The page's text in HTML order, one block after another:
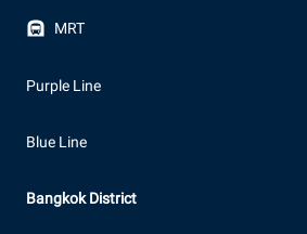
MRT
Purple Line
Blue Line
Bangkok District